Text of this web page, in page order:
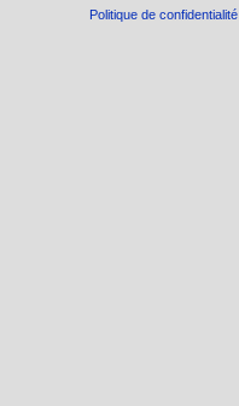
Politique de confidentialité